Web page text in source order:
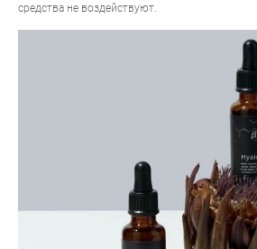
средства не воздействуют.